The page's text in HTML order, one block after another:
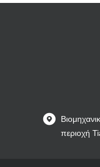
περιοχή